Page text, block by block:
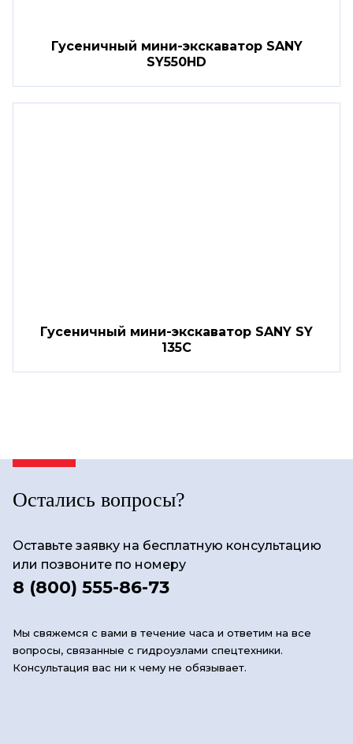
Гусеничный мини-экскаватор SANY
SY550HD
Гусеничный мини-экскаватор SANY SY
135C
Остались вопросы?
Оставьте заявку на бесплатную консультацию
или позвоните по номеру
8 (800) 555-86-73
Мы свяжемся с вами в течение часа и ответим на все
вопросы, связанные с гидроузлами спецтехники.
Консультация вас ни к чему не обязывает.